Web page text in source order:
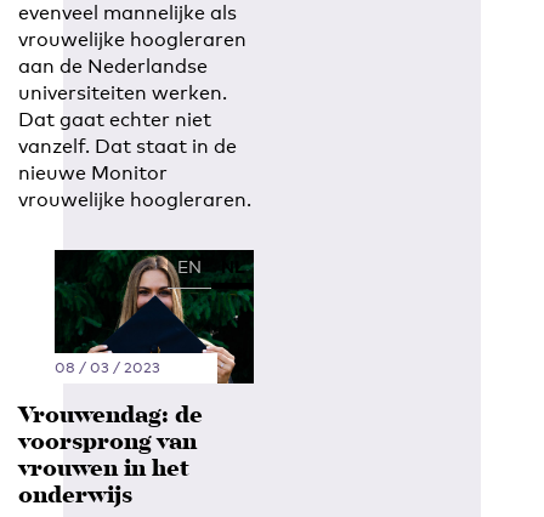
evenveel mannelijke als
vrouwelijke hoogleraren
aan de Nederlandse
universiteiten werken.
Dat gaat echter niet
vanzelf. Dat staat in de
nieuwe Monitor
vrouwelijke hoogleraren.
EN NL
08 / 03 / 2023
Vrouwendag: de
voorsprong van
vrouwen in het
onderwijs